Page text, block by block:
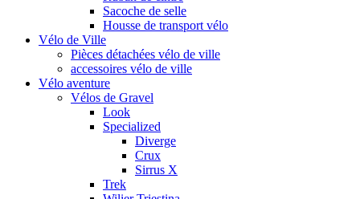
Sacoche de selle
Housse de transport vélo
Vélo de Ville
Pièces détachées vélo de ville
accessoires vélo de ville
Vélo aventure
Vélos de Gravel
Look
Specialized
Diverge
Crux
Sirrus X
Trek